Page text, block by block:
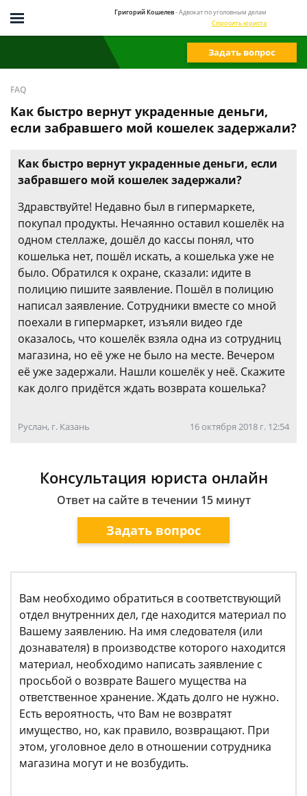
Григорий Кошелев- Адвокат по уголовным делам
Спросить юриста
Задать вопрос
FAQ
Как быстро вернут украденные деньги,
если забравшего мой кошелек задержали?
Как быстро вернут украденные деньги, если
забравшего мой кошелек задержали?
Здравствуйте! Недавно был в гипермаркете,
покупал продукты. Нечаянно оставил кошелёк на
одном стеллаже, дошёл до кассы понял, что
кошелька нет, пошёл искать, а кошелька уже не
было. Обратился к охране, сказали: идите в
полицию пишите заявление. Пошёл в полицию
написал заявление. Сотрудники вместе со мной
поехали в гипермаркет, изъяли видео где
оказалось, что кошелёк взяла одна из сотрудниц
магазина, но её уже не было на месте. Вечером
её уже задержали. Нашли кошелёк у неё. Скажите
как долго придётся ждать возврата кошелька?
Руслан, г. Казань 16 октября 2018 г. 12:54
Консультация юриста онлайн
Ответ на сайте в течении 15 минут
Задать вопрос
Вам необходимо обратиться в соответствующий
отдел внутренних дел, где находится материал по
Вашему заявлению. На имя следователя (или
дознавателя) в производстве которого находится
материал, необходимо написать заявление с
просьбой о возврате Вашего мущества на
ответственное хранение. Ждать долго не нужно.
Есть вероятность, что Вам не возвратят
имущество, но, как правило, возвращают. При
этом, уголовное дело в отношении сотрудника
магазина могут и не возбудить.